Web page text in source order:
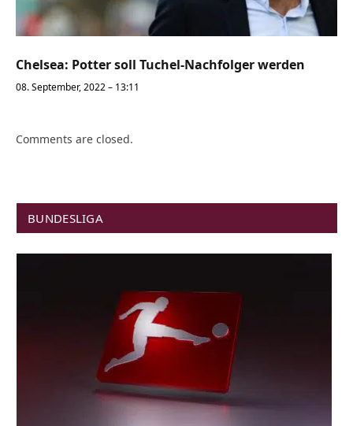
Chelsea: Potter soll Tuchel-Nachfolger werden
08. September, 2022 – 13:11
Comments are closed.
BUNDESLIGA